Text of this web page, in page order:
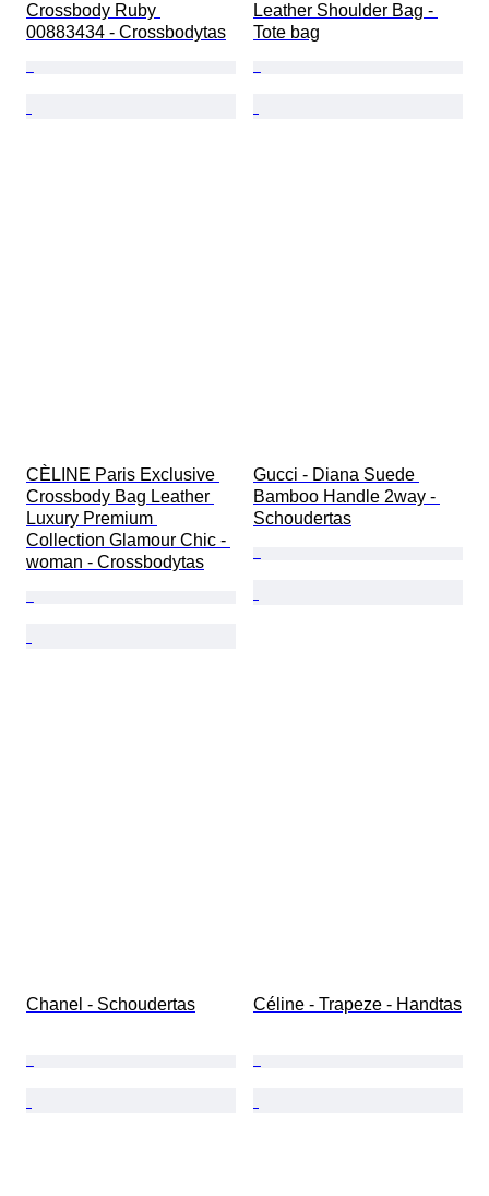
Crossbody Ruby
00883434 - Crossbodytas
Leather Shoulder Bag -
Tote bag
CÈLINE Paris Exclusive
Crossbody Bag Leather
Luxury Premium
Collection Glamour Chic -
woman - Crossbodytas
Gucci - Diana Suede
Bamboo Handle 2way -
Schoudertas
Chanel - Schoudertas Céline - Trapeze - Handtas